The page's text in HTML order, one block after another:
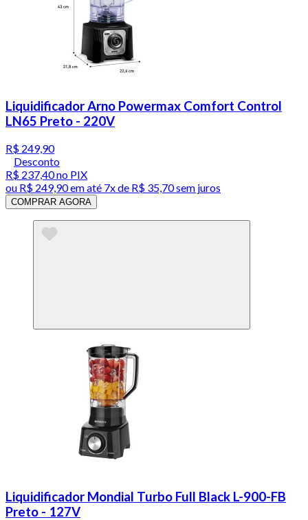
Liquidificador Arno Powermax Comfort Control
LN65 Preto - 220V
R$ 249,90
Desconto
R$ 237,40no PIX
ou R$ 249,90em até 7x de R$ 35,70 sem juros
COMPRAR AGORA
Liquidificador Mondial Turbo Full Black L-900-FB
Preto - 127V